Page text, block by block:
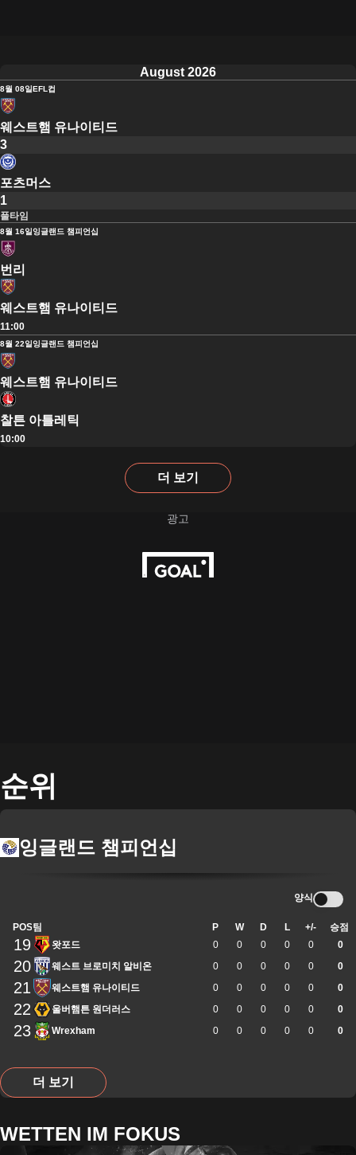
August 2026
8월 08일EFL컵
웨스트햄 유나이티드
3
포츠머스
1
풀타임
8월 16일 잉글랜드 챔피언십
번리
웨스트햄 유나이티드
11:00
8월 22일 잉글랜드 챔피언십
웨스트햄 유나이티드
찰튼 아틀레틱
10:00
더 보기
순위
잉글랜드 챔피언십
양식
POS팀 P W D L +/- 승점
19 왓포드 0 0 0 0 0 0
20 웨스트 브로미치 알비온 0 0 0 0 0 0
21 웨스트햄 유나이티드 0 0 0 0 0 0
22 울버햄튼 원더러스 0 0 0 0 0 0
23 Wrexham 0 0 0 0 0 0
더 보기
WETTEN IM FOKUS